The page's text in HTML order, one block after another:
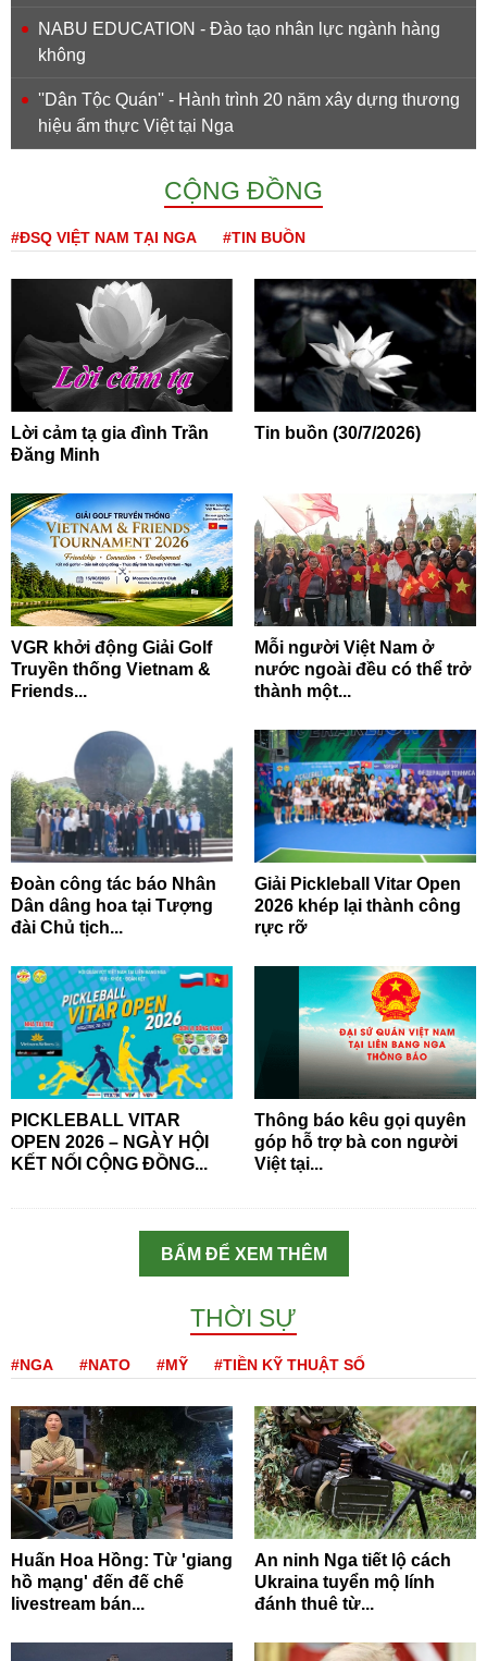
NABU EDUCATION - Đào tạo nhân lực ngành hàng
không
''Dân Tộc Quán'' - Hành trình 20 năm xây dựng thương
hiệu ẩm thực Việt tại Nga
CỘNG ĐỒNG
#ĐSQ VIỆT NAM TẠI NGA #TIN BUỒN
Lời cảm tạ gia đình Trần
Đăng Minh
Tin buồn (30/7/2026)
VGR khởi động Giải Golf
Truyền thống Vietnam &
Friends...
Mỗi người Việt Nam ở
nước ngoài đều có thể trở
thành một...
Đoàn công tác báo Nhân
Dân dâng hoa tại Tượng
đài Chủ tịch...
Giải Pickleball Vitar Open
2026 khép lại thành công
rực rỡ
PICKLEBALL VITAR
OPEN 2026 – NGÀY HỘI
KẾT NỐI CỘNG ĐỒNG...
Thông báo kêu gọi quyên
góp hỗ trợ bà con người
Việt tại...
BẤM ĐỂ XEM THÊM
THỜI SỰ
#NGA #NATO #MỸ #TIỀN KỸ THUẬT SỐ
Huấn Hoa Hồng: Từ 'giang
hồ mạng' đến đế chế
livestream bán...
An ninh Nga tiết lộ cách
Ukraina tuyển mộ lính
đánh thuê từ...